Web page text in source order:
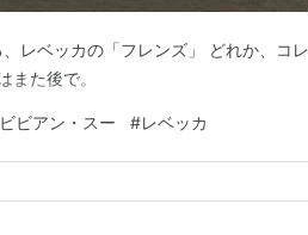
レベッカの「フレンズ」 どれか、コレ
また後で。
ビビアン・スー #レベッカ